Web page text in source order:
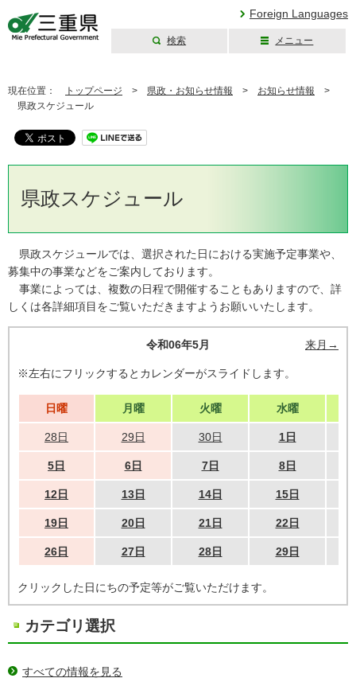
Foreign Languages
検索 メニュー
現在位置： トップページ > 県政・お知らせ情報 > お知らせ情報 >
県政スケジュール
県政スケジュール
県政スケジュールでは、選択された日における実施予定事業や、
募集中の事業などをご案内しております。
事業によっては、複数の日程で開催することもありますので、詳
しくは各詳細項目をご覧いただきますようお願いいたします。
令和06年5月 来月→
※左右にフリックするとカレンダーがスライドします。
日曜 月曜 火曜 水曜
28日 29日 30日 1日
5日 6日 7日 8日
12日 13日 14日 15日
19日 20日 21日 22日
26日 27日 28日 29日
クリックした日にちの予定等がご覧いただけます。
カテゴリ選択
すべての情報を見る